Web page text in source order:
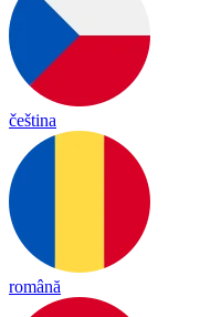
čeština
română